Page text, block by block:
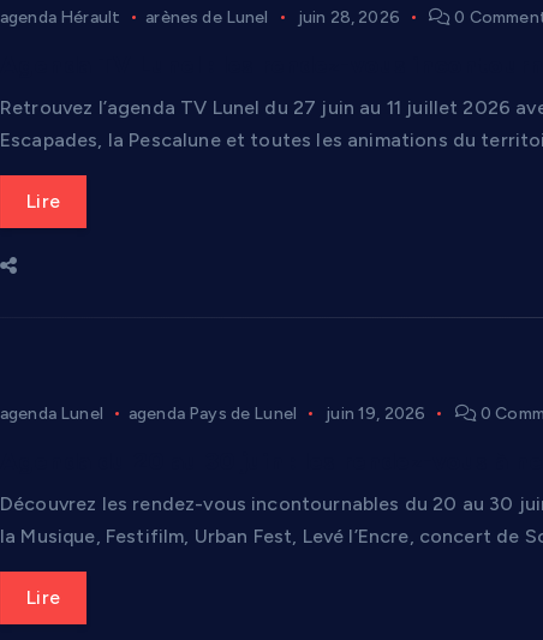
agenda Hérault arènes de Lunel juin 28, 2026 0
Retrouvez l’agenda TV Lunel du 27 juin au 11 juillet 2026
Escapades, la Pescalune et toutes les animations du
Lire
agenda Lunel agenda Pays de Lunel juin 19, 2026 0
Découvrez les rendez-vous incontournables du 20 au 30
la Musique, Festifilm, Urban Fest, Levé l’Encre, concert de
Lire